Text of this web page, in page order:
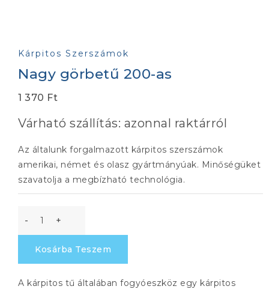
Kárpitos Szerszámok
Nagy görbetű 200-as
1 370 Ft
Várható szállítás: azonnal raktárról
Az általunk forgalmazott kárpitos szerszámok
amerikai, német és olasz gyártmányúak. Minőségüket
szavatolja a megbízható technológia.
Nagy
görbetű
as
Kosárba Teszem
A kárpitos tű általában fogyóeszköz egy kárpitos